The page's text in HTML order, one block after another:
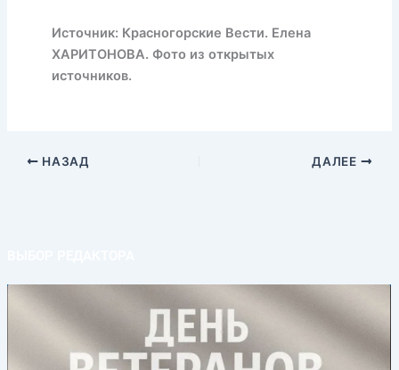
Источник: Красногорские Вести. Елена
ХАРИТОНОВА. Фото из открытых
источников.
НАЗАД ДАЛЕЕ